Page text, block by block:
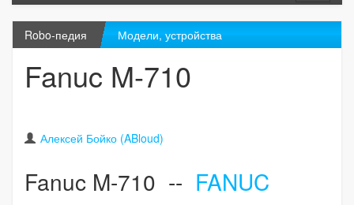
Robo-педия Модели, устройства
Fanuc M-710
Алексей Бойко (ABloud)
Fanuc M-710 -- FANUC